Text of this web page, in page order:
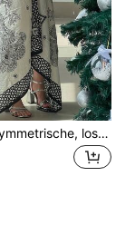
Mouwloze, asymmetrische, losse jurk in boho-stijl voor dames met bloemenprint, casual zomerjurk, geschikt voor diverse lichaamstypes, elegant voor vakantie of feestjes.